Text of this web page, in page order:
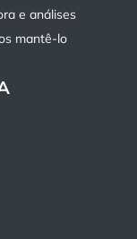
e análises
mantê-lo